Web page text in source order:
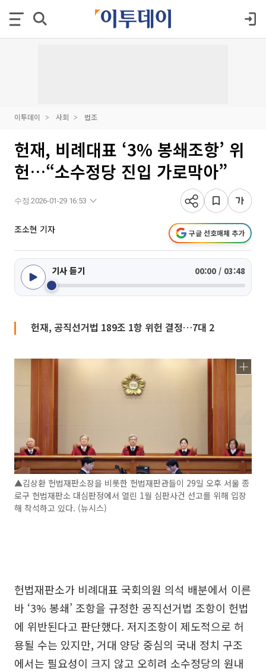
이투데이 사회 법조
헌재, 비례대표 ‘3% 봉쇄조항’ 위
헌…“소수정당 진입 가로막아”
수정 2026-01-29 16:53
조소현 기자 구글 선호매체 추가
기사 듣기 00:00 / 03:48
헌재, 공직선거법 189조 1항 위헌 결정…7대 2
▲김상환 헌법재판소장을 비롯한 헌법재판관들이 29일 오후 서울 종
로구 헌법재판소 대심판정에서 열린 1월 심판사건 선고를 위해 입장
해 착석하고 있다. (뉴시스)
헌법재판소가 비례대표 국회의원 의석 배분에서 이른
바 ‘3% 봉쇄’ 조항을 규정한 공직선거법 조항이 헌법
에 위반된다고 판단했다. 저지조항이 제도적으로 허
용될 수는 있지만, 거대 양당 중심의 국내 정치 구조
에서는 필요성이 크지 않고 오히려 소수정당의 원내